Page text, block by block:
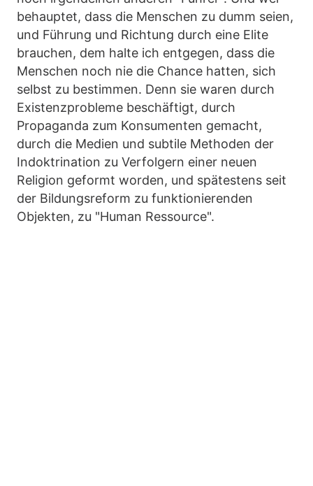
behauptet, dass die Menschen zu dumm seien,
und Führung und Richtung durch eine Elite
brauchen, dem halte ich entgegen, dass die
Menschen noch nie die Chance hatten, sich
selbst zu bestimmen. Denn sie waren durch
Existenzprobleme beschäftigt, durch
Propaganda zum Konsumenten gemacht,
durch die Medien und subtile Methoden der
Indoktrination zu Verfolgern einer neuen
Religion geformt worden, und spätestens seit
der Bildungsreform zu funktionierenden
Objekten, zu "Human Ressource".